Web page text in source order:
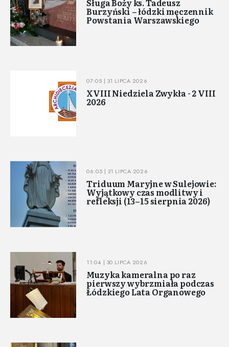
Burzyński – łódzki męczennik
Powstania Warszawskiego
07:05 | 31 LIPCA 2026
XVIII Niedziela Zwykła - 2 VIII
2026
06:05 | 31 LIPCA 2026
Triduum Maryjne w Sulejowie:
Wyjątkowy czas modlitwy i
refleksji (13–15 sierpnia 2026)
11:04 | 30 LIPCA 2026
Muzyka kameralna po raz
pierwszy wybrzmiała podczas
Łódzkiego Lata Organowego